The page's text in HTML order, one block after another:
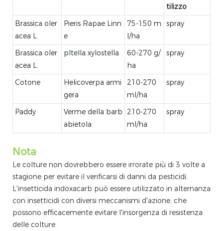
tilizzo
Brassica oler
acea L.
Pieris Rapae Linn
e
75-150 m
l/ha
spray
Brassica oler
acea L.
pltella xylostella
60-270 g/
ha
spray
Cotone
Helicoverpa armi
gera
210-270
ml/ha
spray
Paddy
Verme della barb
abietola
210-270
ml/ha
spray
Nota
Le colture non dovrebbero essere irrorate più di 3 volte a
stagione per evitare il verificarsi di danni da pesticidi.
L'insetticida indoxacarb può essere utilizzato in alternanza
con insetticidi con diversi meccanismi d'azione, che
possono efficacemente evitare l'insorgenza di resistenza
delle colture.